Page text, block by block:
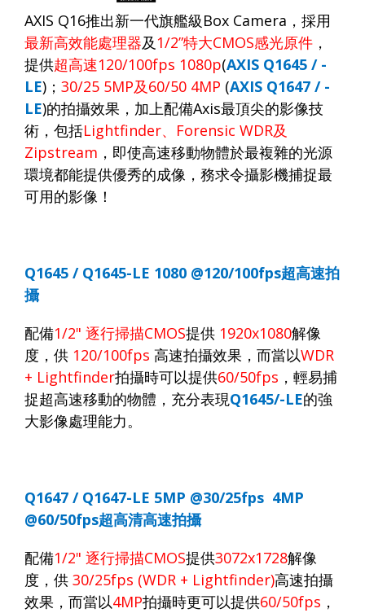
AXIS Q16推出新一代旗艦級Box Camera ，採用
最新高效能處理器及 1/2”特大CMOS感光原件 ，
提供超高速120/100fps 1080p(AXIS Q1645 / -
LE) ； 30/25 5MP及60/50 4MP (AXIS Q1647 / -
LE)的拍攝效果，加上配備Axis最頂尖的影像技
術，包括Lightfinder、 Forensic WDR及
Zipstream ， 即使高速移動物體於最複雜的光源
環境都能提供優秀的成像，務求令攝影機捕捉最
可用的影像！
Q1645 / Q1645-LE 1080 @120/100fps超高速拍
攝
配備1/2" 逐行掃描CMOS提供 1920x1080解像
度，供 120/100fps 高速拍攝效果，而當以WDR
+ Lightfinder拍攝時可以提供60/50fps ，輕易捕
捉超高速移動的物體，充分表現Q1645/-LE的強
大影像處理能力。
Q1647 / Q1647-LE 5MP @30/25fps 4MP
@60/50fps超高清高速拍攝
配備1/2" 逐行掃描CMOS提供3072x1728解像
度，供 30/25fps (WDR + Lightfinder)高速拍攝
效果，而當以4MP拍攝時更可以提供60/50fps ，